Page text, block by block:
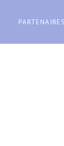
PARTENAIRES